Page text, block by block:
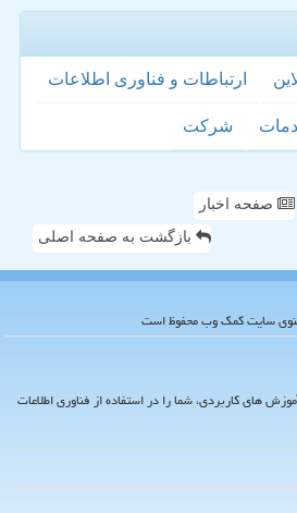
ارتباطات و فناوری اطلاعات
شركت
صفحه اخبار
بازگشت به صفحه اصلی
های کاربردی، شما را در استفاده از فناوری اطلاعات